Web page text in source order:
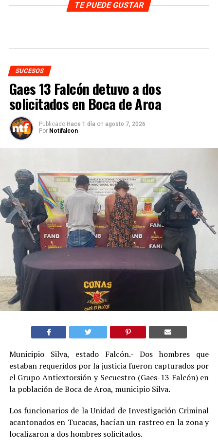
TE PUEDE GUSTAR
SUCESOS
Gaes 13 Falcón detuvo a dos
solicitados en Boca de Aroa
Publicado Hace 1 día on agosto 7, 2026
Por Notifalcon
Municipio Silva, estado Falcón.- Dos hombres que
estaban requeridos por la justicia fueron capturados por
el Grupo Antiextorsión y Secuestro (Gaes-13 Falcón) en
la población de Boca de Aroa, municipio Silva.
Los funcionarios de la Unidad de Investigación Criminal
acantonados en Tucacas, hacían un rastreo en la zona y
localizaron a dos hombres solicitados.